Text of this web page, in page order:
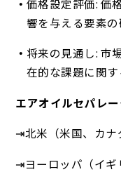
価格設定評価: 価
響を与える要素の
将来の見通し: 市
在的な課題に関す
エアオイルセパレ
⇥北米（米国、カナ
⇥ヨーロッパ（イギ